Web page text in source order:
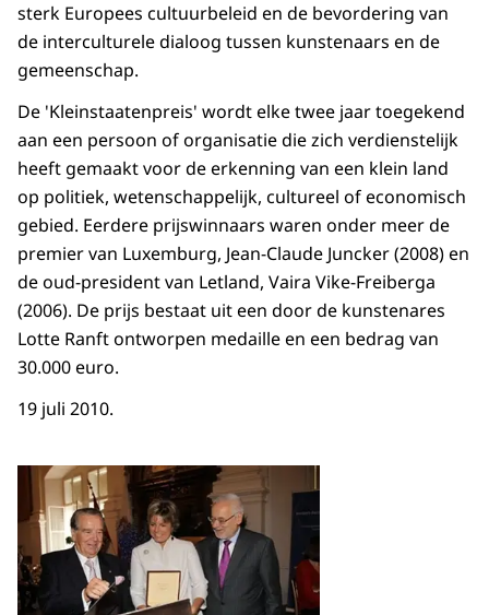
sterk Europees cultuurbeleid en de bevordering van
de interculturele dialoog tussen kunstenaars en de
gemeenschap.
De 'Kleinstaatenpreis' wordt elke twee jaar toegekend
aan een persoon of organisatie die zich verdienstelijk
heeft gemaakt voor de erkenning van een klein land
op politiek, wetenschappelijk, cultureel of economisch
gebied. Eerdere prijswinnaars waren onder meer de
premier van Luxemburg, Jean-Claude Juncker (2008) en
de oud-president van Letland, Vaira Vike-Freiberga
(2006). De prijs bestaat uit een door de kunstenares
Lotte Ranft ontworpen medaille en een bedrag van
30.000 euro.
19 juli 2010.
Open de galerij in vergrote